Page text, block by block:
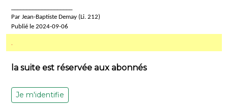
Par Jean-Baptiste Demay (Li. 212)
Publié le 2024-09-06
.
la suite est réservée aux abonnés
Je m'identifie